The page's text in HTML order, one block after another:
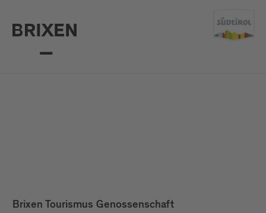
Brixen Tourismus Genossenschaft